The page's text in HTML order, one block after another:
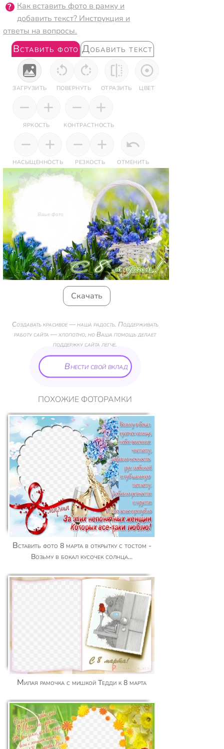
Как вставить фото в рамку и
добавить текст? Инструкция и
ответы на вопросы.
Вставить фото Добавить текст
ЗАГРУЗИТЬ ПОВЕРНУТЬ ОТРАЗИТЬ ЦВЕТ
ЯРКОСТЬ КОНТРАСТНОСТЬ
НАСЫЩЕННОСТЬ РЕЗКОСТЬ ОТМЕНИТЬ
Ваше фото
Скачать
Создавать красивое — наша радость. Поддерживать
работу сайта — хлопотно, но Ваша помощь делает
поддержку сайта легче.
Внести свой вклад
ПОХОЖИЕ ФОТОРАМКИ
Вставить фото 8 марта в открытку с тостом -
Возьму в бокал кусочек солнца...
Милая рамочка с мишкой Тедди к 8 марта